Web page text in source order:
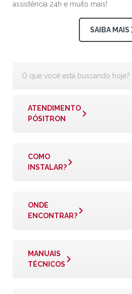
assistência 24h e muito mais!
SAIBA MAIS
ATENDIMENTO
PÓSITRON
COMO
INSTALAR?
ONDE
ENCONTRAR?
MANUAIS
TÉCNICOS